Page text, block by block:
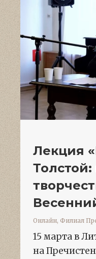
Лекция
Толстой:
Онлайн, Филиал
15 марта в
на